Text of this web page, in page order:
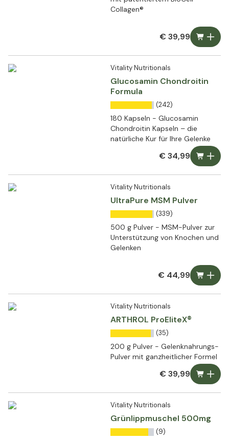
Collagen®
€ 39,99
Vitality Nutritionals
Glucosamin Chondroitin
Formula
(242)
180 Kapseln - Glucosamin
Chondroitin Kapseln – die
natürliche Kur für Ihre Gelenke
€ 34,99
Vitality Nutritionals
UltraPure MSM Pulver
(339)
500 g Pulver - MSM-Pulver zur
Unterstützung von Knochen und
Gelenken
€ 44,99
Vitality Nutritionals
ARTHROL ProEliteX®
(35)
200 g Pulver - Gelenknahrungs-
Pulver mit ganzheitlicher Formel
€ 39,99
Vitality Nutritionals
Grünlippmuschel 500mg
(9)